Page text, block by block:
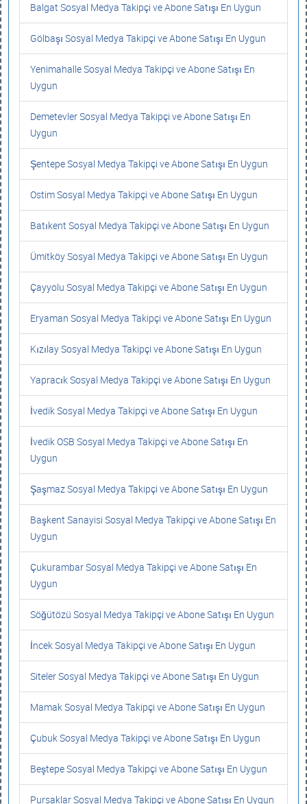
Balgat Sosyal Medya Takipçi ve Abone Satışı En Uygun
Gölbaşı Sosyal Medya Takipçi ve Abone Satışı En Uygun
Yenimahalle Sosyal Medya Takipçi ve Abone Satışı En
Uygun
Demetevler Sosyal Medya Takipçi ve Abone Satışı En
Uygun
Şentepe Sosyal Medya Takipçi ve Abone Satışı En Uygun
Ostim Sosyal Medya Takipçi ve Abone Satışı En Uygun
Batıkent Sosyal Medya Takipçi ve Abone Satışı En Uygun
Ümitköy Sosyal Medya Takipçi ve Abone Satışı En Uygun
Çayyolu Sosyal Medya Takipçi ve Abone Satışı En Uygun
Eryaman Sosyal Medya Takipçi ve Abone Satışı En Uygun
Kızılay Sosyal Medya Takipçi ve Abone Satışı En Uygun
Yapracık Sosyal Medya Takipçi ve Abone Satışı En Uygun
İvedik Sosyal Medya Takipçi ve Abone Satışı En Uygun
İvedik OSB Sosyal Medya Takipçi ve Abone Satışı En
Uygun
Şaşmaz Sosyal Medya Takipçi ve Abone Satışı En Uygun
Başkent Sanayisi Sosyal Medya Takipçi ve Abone Satışı En
Uygun
Çukurambar Sosyal Medya Takipçi ve Abone Satışı En
Uygun
Söğütözü Sosyal Medya Takipçi ve Abone Satışı En Uygun
İncek Sosyal Medya Takipçi ve Abone Satışı En Uygun
Siteler Sosyal Medya Takipçi ve Abone Satışı En Uygun
Mamak Sosyal Medya Takipçi ve Abone Satışı En Uygun
Çubuk Sosyal Medya Takipçi ve Abone Satışı En Uygun
Beştepe Sosyal Medya Takipçi ve Abone Satışı En Uygun
Pursaklar Sosyal Medya Takipçi ve Abone Satışı En Uygun